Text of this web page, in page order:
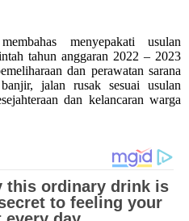
menyepakati usulan
tahun anggaran 2022 – 2023
dan perawatan sarana
jalan rusak sesuai usulan
dan kelancaran warga